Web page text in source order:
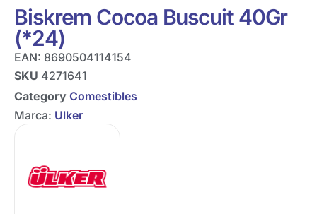
Biskrem Cocoa Buscuit 40Gr
(*24)
EAN: 8690504114154
SKU 4271641
Category Comestibles
Marca: Ulker